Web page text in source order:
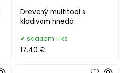
Drevený multitool s
kladivom hnedá
skladom 11 ks
17.40 €